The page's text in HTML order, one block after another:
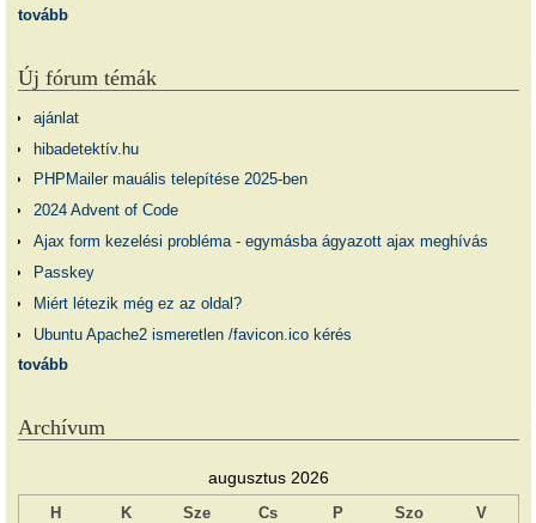
tovább
Új fórum témák
ajánlat
hibadetektív.hu
PHPMailer mauális telepítése 2025-ben
2024 Advent of Code
Ajax form kezelési probléma - egymásba ágyazott ajax meghívás
Passkey
Miért létezik még ez az oldal?
Ubuntu Apache2 ismeretlen /favicon.ico kérés
tovább
Archívum
augusztus 2026
H K Sze Cs P Szo V